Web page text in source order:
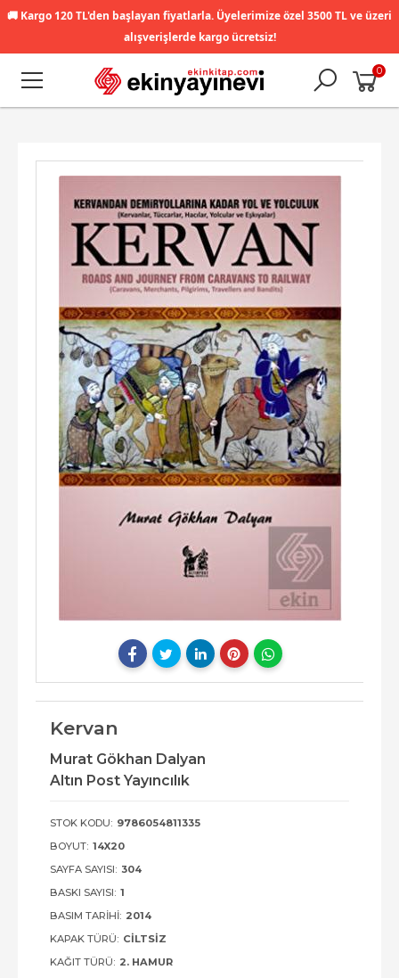
🚚 Kargo 120 TL'den başlayan fiyatlarla. Üyelerimize özel 3500 TL ve üzeri
alışverişlerde kargo ücretsiz!
0
Kervan
Murat Gökhan Dalyan
Altın Post Yayıncılık
STOK KODU: 9786054811335
BOYUT: 14X20
SAYFA SAYISI: 304
BASKI SAYISI: 1
BASIM TARIHI: 2014
KAPAK TÜRÜ: CILTSIZ
KAĞIT TÜRÜ: 2. HAMUR